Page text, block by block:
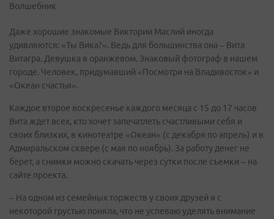
Волшебник
Даже хорошие знакомые Виктории Маслий иногда
удивляются: «Ты Вика?». Ведь для большинства она – Вита
Витагра. Девушка в оранжевом. Знаковый фотограф в нашем
городе. Человек, придумавший «Посмотри на Владивосток» и
«Океан счастья».
Каждое второе воскресенье каждого месяца с 15 до 17 часов
Вита ждет всех, кто хочет запечатлеть счастливыми себя и
своих близких, в кинотеатре «Океан» (с декабря по апрель) и в
Адмиральском сквере (с мая по ноябрь). За работу денег не
берет, а снимки можно скачать через сутки после съемки – на
сайте проекта.
– На одном из семейных торжеств у своих друзей я с
некоторой грустью поняла, что не успеваю уделять внимание